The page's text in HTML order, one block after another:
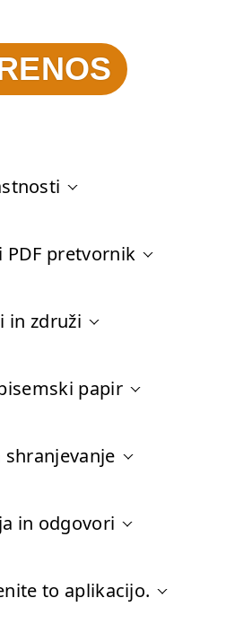
PDF pretvornik
in združi
papir
shranjevanje
in odgovori
to aplikacijo.